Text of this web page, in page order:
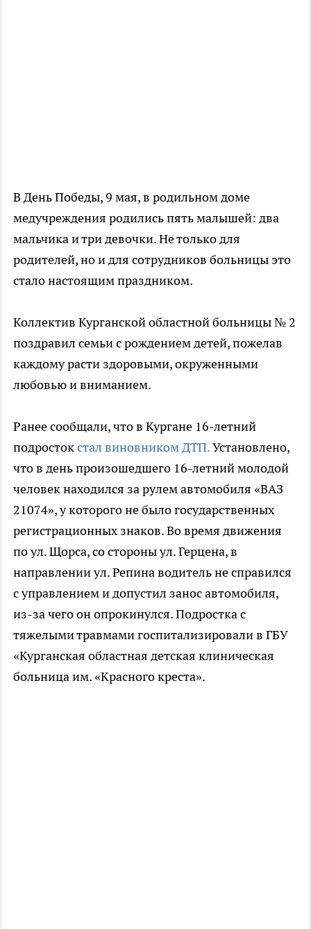
В День Победы, 9 мая, в родильном доме
медучреждения родились пять малышей: два
мальчика и три девочки. Не только для
родителей, но и для сотрудников больницы это
стало настоящим праздником.
Коллектив Курганской областной больницы № 2
поздравил семьи с рождением детей, пожелав
каждому расти здоровыми, окруженными
любовью и вниманием.
Ранее сообщали, что в Кургане 16-летний
подростокстал виновником ДТП.Установлено,
что в день произошедшего 16-летний молодой
человек находился за рулем автомобиля «ВАЗ
21074», у которого не было государственных
регистрационных знаков. Во время движения
по ул. Щорса, со стороны ул. Герцена, в
направлении ул. Репина водитель не справился
с управлением и допустил занос автомобиля,
из-за чего он опрокинулся. Подростка с
тяжелыми травмами госпитализировали в ГБУ
«Курганская областная детская клиническая
больница им. «Красного креста».